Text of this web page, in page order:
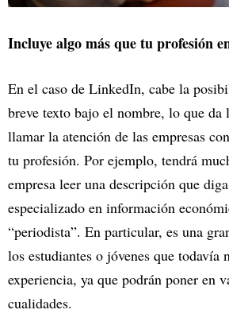
Incluye algo más que tu profesión
En el caso de LinkedIn, cabe la
breve texto bajo el nombre, lo que da
llamar la atención de las empresas
tu profesión. Por ejemplo, tendrá
empresa leer una descripción que
especializado en información
“periodista”. En particular, es una
los estudiantes o jóvenes que todavía
experiencia, ya que podrán poner en
cualidades.